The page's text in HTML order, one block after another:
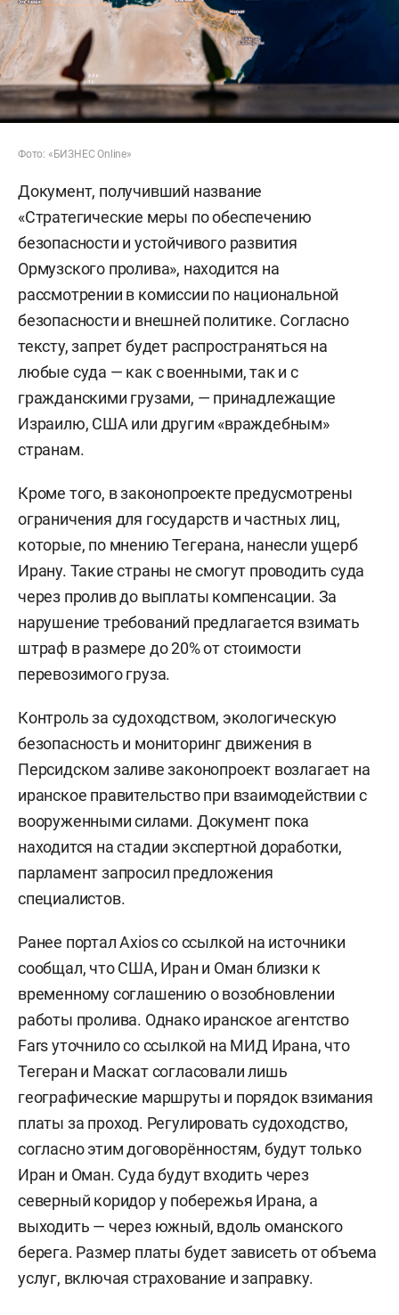
Фото: «БИЗНЕС Online»
Документ, получивший название
«Стратегические меры по обеспечению
безопасности и устойчивого развития
Ормузского пролива», находится на
рассмотрении в комиссии по национальной
безопасности и внешней политике. Согласно
тексту, запрет будет распространяться на
любые суда — как с военными, так и с
гражданскими грузами, — принадлежащие
Израилю, США или другим «враждебным»
странам.
Кроме того, в законопроекте предусмотрены
ограничения для государств и частных лиц,
которые, по мнению Тегерана, нанесли ущерб
Ирану. Такие страны не смогут проводить суда
через пролив до выплаты компенсации. За
нарушение требований предлагается взимать
штраф в размере до 20% от стоимости
перевозимого груза.
Контроль за судоходством, экологическую
безопасность и мониторинг движения в
Персидском заливе законопроект возлагает на
иранское правительство при взаимодействии с
вооруженными силами. Документ пока
находится на стадии экспертной доработки,
парламент запросил предложения
специалистов.
Ранее портал Axios со ссылкой на источники
сообщал, что США, Иран и Оман близки к
временному соглашению о возобновлении
работы пролива. Однако иранское агентство
Fars уточнило со ссылкой на МИД Ирана, что
Тегеран и Маскат согласовали лишь
географические маршруты и порядок взимания
платы за проход. Регулировать судоходство,
согласно этим договорённостям, будут только
Иран и Оман. Суда будут входить через
северный коридор у побережья Ирана, а
выходить — через южный, вдоль оманского
берега. Размер платы будет зависеть от объема
услуг, включая страхование и заправку.